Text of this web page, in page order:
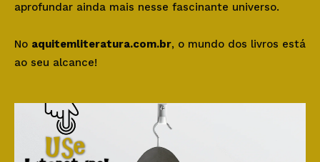
aprofundar ainda mais nesse fascinante universo.
No aquitemliteratura.com.br, o mundo dos livros está
ao seu alcance!